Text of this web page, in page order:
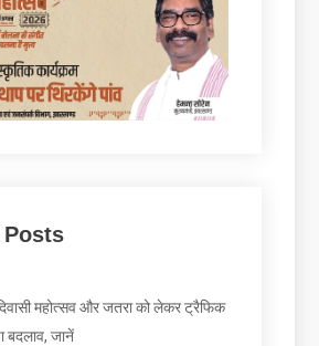
Posts
महोत्सव और जतरा को लेकर ट्रैफिक
बदलाव, जानें